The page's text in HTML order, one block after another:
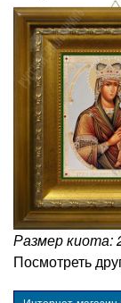
Размер киота:
Посмотреть